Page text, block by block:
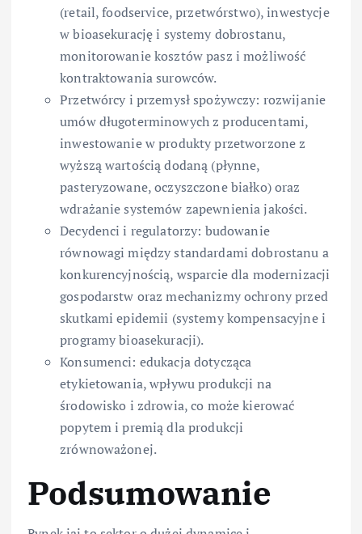
(retail, foodservice, przetwórstwo), inwestycje
w bioasekurację i systemy dobrostanu,
monitorowanie kosztów pasz i możliwość
kontraktowania surowców.
Przetwórcy i przemysł spożywczy: rozwijanie
umów długoterminowych z producentami,
inwestowanie w produkty przetworzone z
wyższą wartością dodaną (płynne,
pasteryzowane, oczyszczone białko) oraz
wdrażanie systemów zapewnienia jakości.
Decydenci i regulatorzy: budowanie
równowagi między standardami dobrostanu a
konkurencyjnością, wsparcie dla modernizacji
gospodarstw oraz mechanizmy ochrony przed
skutkami epidemii (systemy kompensacyjne i
programy bioasekuracji).
Konsumenci: edukacja dotycząca
etykietowania, wpływu produkcji na
środowisko i zdrowia, co może kierować
popytem i premią dla produkcji
zrównoważonej.
Podsumowanie